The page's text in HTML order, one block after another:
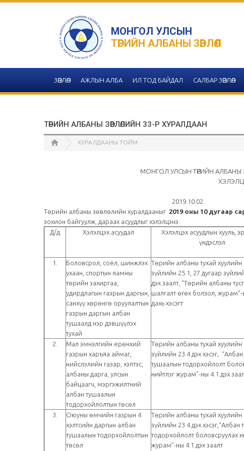
МОНГОЛ УЛСЫН
ТӨРИЙН АЛБАНЫ ЗӨВЛӨЛ
ЗӨВЛӨЛ АЖЛЫН АЛБА ИЛ ТОД БАЙДАЛ САЛБАР ЗӨВЛӨЛ
ТӨРИЙН АЛБАНЫ ЗӨВЛӨЛИЙН 33-Р ХУРАЛДААН
ХУРАЛДААНЫ ТОЙМ
МОНГОЛ УЛСЫН ТӨРИЙН АЛБАНЫ
2019.10.02.
Төрийн албаны зөвлөлийн хуралдааныг 2019 оны 10 дугаар
зохион байгуулж, дараах асуудлыг хэлэлцэнэ.
Д/д
Хэлэлцэх асуудал
Хэлэлцэх асуудлын хууль,
үндэслэл
1.
Боловсрол, соёл, шинжлэх
ухаан, спортын яамны
төрийн захиргаа,
удирдлагын газрын даргын,
санхүү хөрөнгө оруулалтын
газрын даргын албан
тушаалд нэр дэвшүүлэх
тухай
Төрийн албаны тухай хуулийн
зүйлийн 25.1, 27 дугаар
дэх заалт, “Төрийн албаны
шалгалт өгөх болзол, журам”-
дахь хэсэгт
2.
Мал эмнэлгийн ерөнхий
газрын харъяа аймаг,
нийслэлийн газар, хэлтэс,
албаны дарга, улсын
байцаагч, мэргэжилтний
албан тушаалын
тодорхойлолтын төсөл
Төрийн албаны тухай хуулийн
зүйлийн 23.4 дэх хэсэг, “Албан
тушаалын тодорхойлолт
нийтлэг журам”-ны 4.1 дэх
3.
Оюуны өмчийн газрын 4
хэлтсийн даргын албан
тушаалын тодорхойлолтын
төсөл
Төрийн албаны тухай хуулийн
зүйлийн 23.4 дэх хэсэг,“Албан
тодорхойлолт боловсруулах
журам”-ны 4.1 дэх заалт